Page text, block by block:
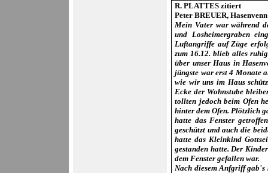
R. PLATTES zitiert
Peter BREUER, Hasenvenn
Mein Vater war während
und Losheimergraben
Luftangriffe auf Züge
zum 16.12. blieb alles
über unser Haus in
jüngste war erst 4 Monate
wie wir uns im Haus
Ecke der Wohnstube
tollten jedoch beim Ofen
hinter dem Ofen. Plötzlich
hatte das Fenster
geschützt und auch die
hatte das Kleinkind
gestanden hatte. Der
dem Fenster gefallen war.
Nach diesem Anfgriff gab's